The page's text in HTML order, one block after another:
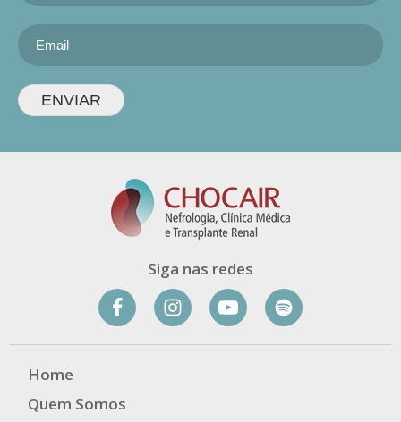
ENVIAR
Siga nas redes
Home
Quem Somos